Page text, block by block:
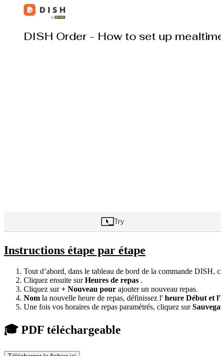
Instructions étape par étape
Tout d’abord, dans le tableau de bord de la commande DISH,
Cliquez ensuite surHeures de repas .
Cliquez sur+ Nouveau pour ajouter un nouveau repas.
Nom la nouvelle heure de repas, définissez l' heure Début et
Une fois vos horaires de repas paramétrés, cliquez sur
🎓 PDF téléchargeable